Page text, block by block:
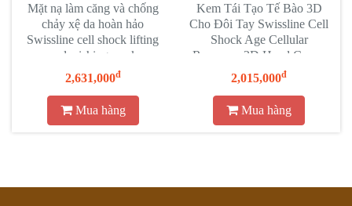
Mặt nạ làm căng và chống
chảy xệ da hoàn hảo
Swissline cell shock lifting
replenishing mask
2,631,000đ
Mua hàng
Kem Tái Tạo Tế Bào 3D
Cho Đôi Tay Swissline Cell
Shock Age Cellular
Recovery 3D Hand Cream
2,015,000đ
Mua hàng